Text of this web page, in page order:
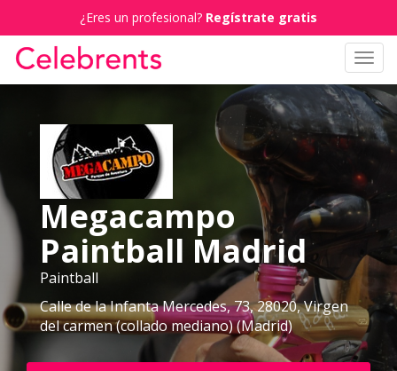
¿Eres un profesional? Regístrate gratis
Megacampo
Paintball Madrid
Paintball
Calle de la Infanta Mercedes, 73, 28020, Virgen
del carmen (collado mediano) (Madrid)